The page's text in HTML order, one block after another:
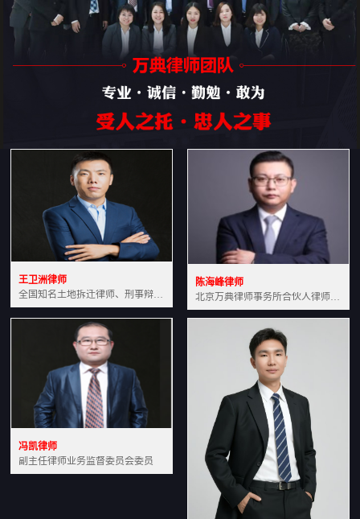
王卫洲律师
全国知名土地拆迁律师、刑事辩护律师北京万典律师事务所主任中国法学会会员北京市行政法研究会理事
陈海峰律师
北京万典律师事务所合伙人律师土地房产专业资深律师
冯凯律师
副主任律师业务监督委员会委员